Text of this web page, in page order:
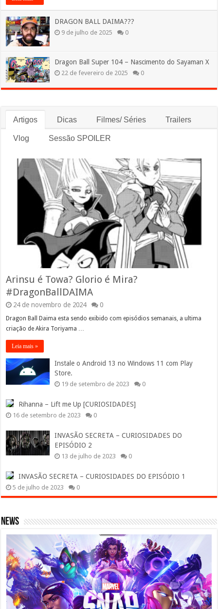
DRAGON BALL DAIMA???
9 de julho de 2025 0
Dragon Ball Super 104 – Nascimento do Sayaman X
22 de fevereiro de 2025 0
Artigos Dicas Filmes/ Séries Trailers
Vlog Sessão SPOILER
Arinsu é Towa? Glorio é Mira?
#DragonBallDAIMA
24 de novembro de 2024 0
Dragon Ball Daima esta sendo exibido com episódios semanais, a ultima
criação de Akira Toriyama …
Leia mais »
Instale o Android 13 no Windows 11 com Play
Store.
19 de setembro de 2023 0
Rihanna – Lift me Up [CURIOSIDADES]
16 de setembro de 2023 0
INVASÃO SECRETA – CURIOSIDADES DO
EPISÓDIO 2
13 de julho de 2023 0
INVASÃO SECRETA – CURIOSIDADES DO EPISÓDIO 1
5 de julho de 2023 0
News